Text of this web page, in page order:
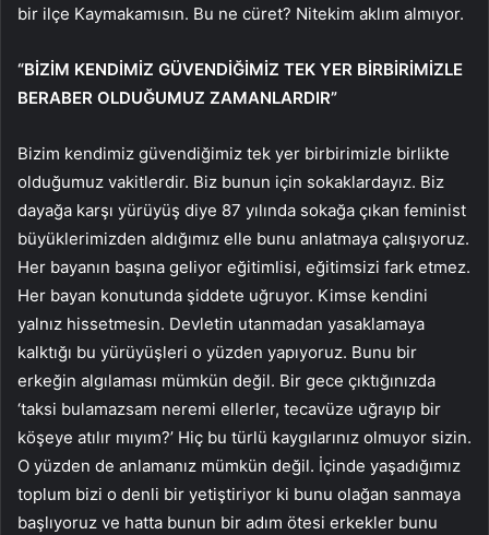
bir ilçe Kaymakamısın. Bu ne cüret? Nitekim aklım almıyor.
“BİZİM KENDİMİZ GÜVENDİĞİMİZ TEK YER BİRBİRİMİZLE
BERABER OLDUĞUMUZ ZAMANLARDIR”
Bizim kendimiz güvendiğimiz tek yer birbirimizle birlikte
olduğumuz vakitlerdir. Biz bunun için sokaklardayız. Biz
dayağa karşı yürüyüş diye 87 yılında sokağa çıkan feminist
büyüklerimizden aldığımız elle bunu anlatmaya çalışıyoruz.
Her bayanın başına geliyor eğitimlisi, eğitimsizi fark etmez.
Her bayan konutunda şiddete uğruyor. Kimse kendini
yalnız hissetmesin. Devletin utanmadan yasaklamaya
kalktığı bu yürüyüşleri o yüzden yapıyoruz. Bunu bir
erkeğin algılaması mümkün değil. Bir gece çıktığınızda
‘taksi bulamazsam neremi ellerler, tecavüze uğrayıp bir
köşeye atılır mıyım?’ Hiç bu türlü kaygılarınız olmuyor sizin.
O yüzden de anlamanız mümkün değil. İçinde yaşadığımız
toplum bizi o denli bir yetiştiriyor ki bunu olağan sanmaya
başlıyoruz ve hatta bunun bir adım ötesi erkekler bunu